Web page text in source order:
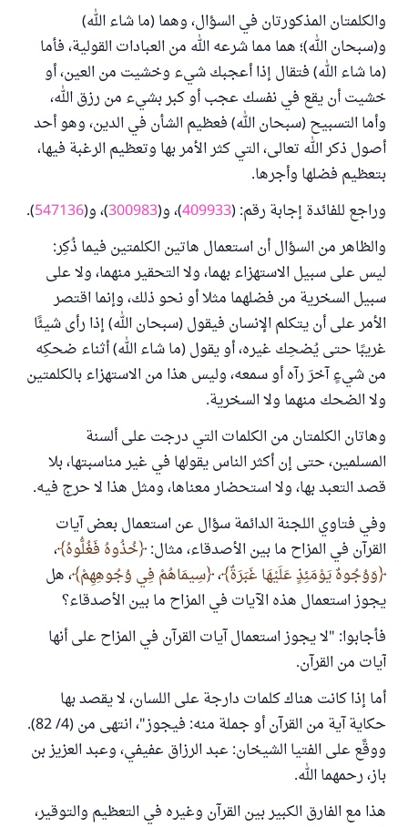
والكلمتان المذكورتان في السؤال، وهما (ما شاء الله)
و(سبحان الله)؛ هما مما شرعه الله من العبادات القولية، فأما
(ما شاء الله) فتقال إذا أعجبك شيء وخشيت من العين، أو
خشيت أن يقع في نفسك عجب أو كبر بشيء من رزق الله،
وأما التسبيح (سبحان الله) فعظيم الشأن في الدين، وهو أحد
أصول ذكر الله تعالى، التي كثر الأمر بها وتعظيم الرغبة فيها،
بتعظيم فضلها وأجرها.
وراجع للفائدة إجابة رقم: (409933)، و(300983)، و(547136
).
والظاهر من السؤال أن استعمال هاتين الكلمتين فيما ذُكِر:
ليس على سبيل الاستهزاء بهما، ولا التحقير منهما، ولا على
سبيل السخرية من فضلهما مثلا أو نحو ذلك، وإنما اقتصر
الأمر على أن يتكلم الإنسان فيقول (سبحان الله) إذا رأى شيئًا
غريبًا حتى يُضحِك غيره، أو يقول (ما شاء الله) أثناء ضحكِه
من شيءٍ آخرَ رآه أو سمعه، وليس هذا من الاستهزاء بالكلمتين
ولا الضحك منهما ولا السخرية.
وهاتان الكلمتان من الكلمات التي درجت على ألسنة
المسلمين، حتى إن أكثر الناس يقولها في غير مناسبتها، بلا
قصد التعبد بها، ولا استحضار معناها، ومثل هذا لا حرج فيه.
وفي فتاوي اللجنة الدائمة سؤال عن استعمال بعض آيات
القرآن في المزاح ما بين الأصدقاء، مثال: خُذُوهُ فَغُلُّوهُ ،
وَوُجُوهٌ يَوْمَئِذٍ عَلَيْهَا غَبَرَةٌ ، سِيمَاهُمْ فِي وُجُوهِهِمْ ، هل
يجوز استعمال هذه الآيات في المزاح ما بين الأصدقاء؟
فأجابوا: "لا يجوز استعمال آيات القرآن في المزاح على أنها
آيات من القرآن.
أما إذا كانت هناك كلمات دارجة على اللسان، لا يقصد بها
حكاية آية من القرآن أو جملة منه: فيجوز"، انتهى من (4/ 82).
ووقَّع على الفتيا الشيخان: عبد الرزاق عفيفي، وعبد العزيز بن
باز، رحمهما الله.
هذا مع الفارق الكبير بين القرآن وغيره في التعظيم والتوقير،